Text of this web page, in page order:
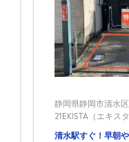
静岡県静岡市清水
21EKISTA（エキス
清水駅すぐ！早朝